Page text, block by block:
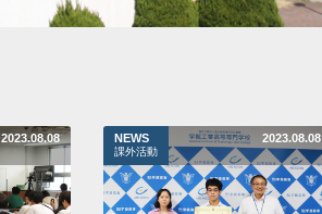
2023.08.08 NEWS
課外活動
2023.08.08